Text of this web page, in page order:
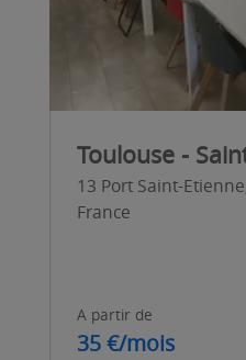
Toulouse -
13 Port Saint-
France
A partir de
35 €/mois